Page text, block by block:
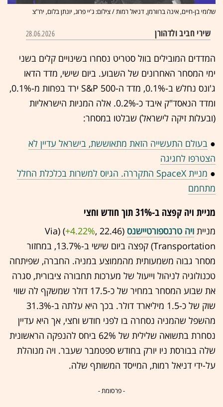
שלומי בן-חיים, אינה ברוורמן, דניאל רמות / צילום: ג'יי פרוג, יונתן בלום, יח''צ
שירי חביב ולדהורן 28.06.2026
המדדים המובילים בוול סטריט נסחרו בשינויים קלים בשני
ימי המסחר האחרונים של השבוע. ביום שישי, מדד הדאו
ג'ונס נחלש ב-0.1%, מדד ה-S&P 500 ירד בפחות מ-0.1%,
ומדד הנאסד"ק איבד כ-0.2%. אלה המניות הישראליות
(ובעלות זיקה לישראל) שבלטו במסחר:
● בעולם התעשייה הזאת מתאוששת, בישראל עדיין לא
הצטרפו לחגיגה
●
מניית SpaceX התקררה. הגיוס למשרות בכלכלת החלל
מתחמם
מניית ויה קפצה ב-31% תוך חודש וחצי
מניית ויה טרנספורטיישנס (22.46 ,‎
+4.22%
‏) (Via
Transportation) קפצה ביום שישי ב-13.7%, במחזור
מסחר גבוה משמעותית מהממוצע במניה. החברה, שפיתחה
טכנולוגיה לניהול וייעול של מערכות תחבורה ציבורית, סגרה
את שבוע המסחר במחיר של כ-17.5 דולר שמשקף לה שווי
שוק של כ-1.5 מיליארד דולר. בכך היא עלתה ב-31.3%
מהשפל שהמניה נסחרה בו לפני חודש וחצי, אך היא עדיין
נסחרת בתשואה שלילית של 62% ביחס להנפקה הראשונית
שלה בבורסת ניו יורק בחודש ספטמבר שעבר. ויה מנוהלת
על-ידי דניאל רמות, המייסד המשותף שלה.
- פרסומת -